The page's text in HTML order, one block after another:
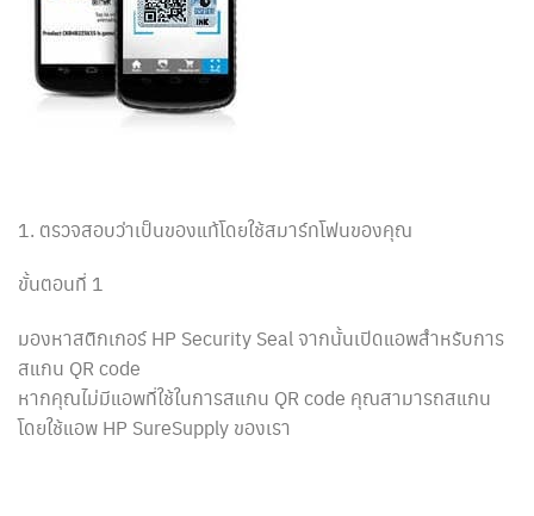
1. ตรวจสอบว่าเป็นของแท้โดยใช้สมาร์ทโฟนของคุณ
ขั้นตอนที่ 1
มองหาสติกเกอร์ HP Security Seal จากนั้นเปิดแอพสำหรับการ
สแกน QR code
หากคุณไม่มีแอพที่ใช้ในการสแกน QR code คุณสามารถสแกน
โดยใช้แอพ HP SureSupply ของเรา